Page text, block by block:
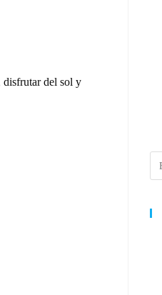
disfrutar del sol y